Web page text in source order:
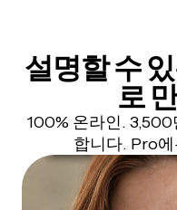
설명할 수
로
100% 온라인. 3,500
합니다. Pro